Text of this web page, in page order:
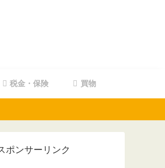
税金・保険 買物
ポンサーリンク